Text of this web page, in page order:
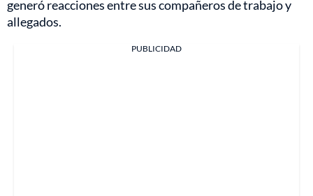
generó reacciones entre sus compañeros de trabajo y
allegados.
PUBLICIDAD